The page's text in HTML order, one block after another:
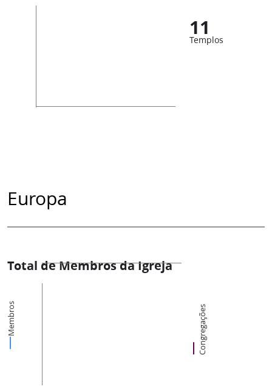
11
Templos
Europa
Total de Membros da Igreja
Membros Congregações